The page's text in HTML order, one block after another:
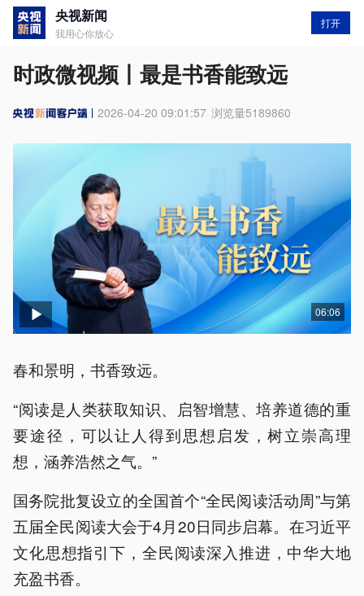
央视新闻
我用心你放心
打开
时政微视频丨最是书香能致远
2026-04-20 09:01:57 浏览量5189860
06:06
春和景明，书香致远。
“阅读是人类获取知识、启智增慧、培养道德的重
要途径，可以让人得到思想启发，树立崇高理
想，涵养浩然之气。”
国务院批复设立的全国首个“全民阅读活动周”与第
五届全民阅读大会于4月20日同步启幕。在习近平
文化思想指引下，全民阅读深入推进，中华大地
充盈书香。